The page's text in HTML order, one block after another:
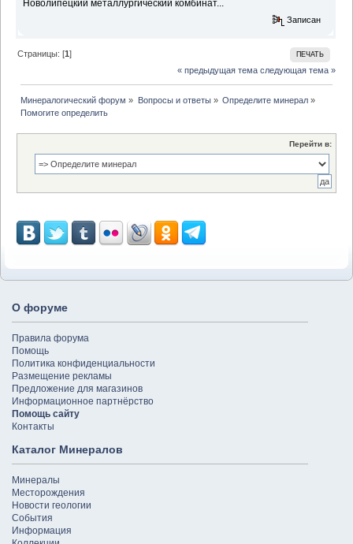
Новолипецкий металлургический комбинат...
Записан
ПЕЧАТЬ
Страницы: [1]
« предыдущая тема следующая тема »
Минералогический форум » Вопросы и ответы» Определите минерал»
Помогите определить
Перейти в:
О форуме
Правила форума
Помощь
Политика конфиденциальности
Размещение рекламы
Предложение для магазинов
Информационное партнёрство
Помощь сайту
Контакты
Каталог Минералов
Минералы
Месторождения
Новости геологии
События
Информация